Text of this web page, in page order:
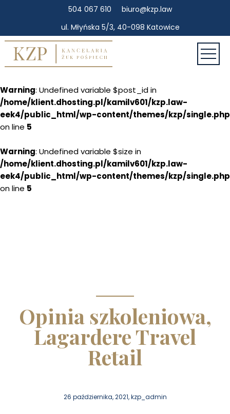
504 067 610
biuro@kzp.law
ul. Młyńska 5/3, 40-098 Katowice
Warning: Undefined variable $post_id in
/home/klient.dhosting.pl/kamilv601/kzp.law-
eek4/public_html/wp-content/themes/kzp/single.php
on line 5
Warning: Undefined variable $size in
/home/klient.dhosting.pl/kamilv601/kzp.law-
eek4/public_html/wp-content/themes/kzp/single.php
on line 5
Opinia szkoleniowa,
Lagardere Travel
Retail
26 października, 2021, kzp_admin